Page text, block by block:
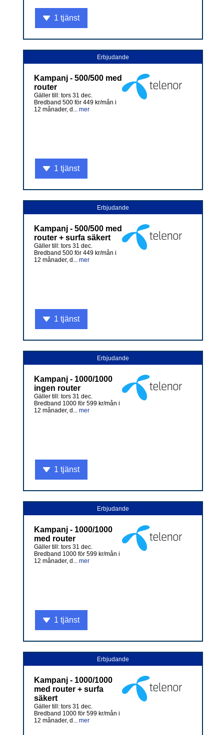
1 tjänst
Erbjudande
Kampanj - 500/500 med
router
Gäller till: tors 31 dec.
Bredband 500 för 449 kr/mån i
12 månader, d... mer
1 tjänst
Erbjudande
Kampanj - 500/500 med
router + surfa säkert
Gäller till: tors 31 dec.
Bredband 500 för 449 kr/mån i
12 månader, d... mer
1 tjänst
Erbjudande
Kampanj - 1000/1000
ingen router
Gäller till: tors 31 dec.
Bredband 1000 för 599 kr/mån i
12 månader, d... mer
1 tjänst
Erbjudande
Kampanj - 1000/1000
med router
Gäller till: tors 31 dec.
Bredband 1000 för 599 kr/mån i
12 månader, d... mer
1 tjänst
Erbjudande
Kampanj - 1000/1000
med router + surfa
säkert
Gäller till: tors 31 dec.
Bredband 1000 för 599 kr/mån i
12 månader, d... mer